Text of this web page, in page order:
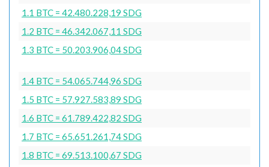
1.1 BTC = 42.480.228,19 SDG
1.2 BTC = 46.342.067,11 SDG
1.3 BTC = 50.203.906,04 SDG
1.4 BTC = 54.065.744,96 SDG
1.5 BTC = 57.927.583,89 SDG
1.6 BTC = 61.789.422,82 SDG
1.7 BTC = 65.651.261,74 SDG
1.8 BTC = 69.513.100,67 SDG